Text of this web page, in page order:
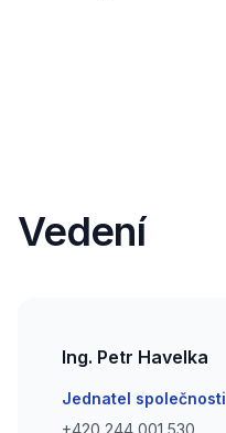
Vedení
Ing. Petr Havelka
Email
Jednatel společnosti
Phone number
+420 244 001 530